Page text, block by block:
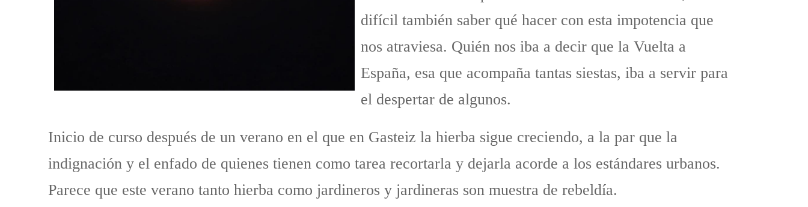
difícil también saber qué hacer con esta impotencia que
nos atraviesa. Quién nos iba a decir que la Vuelta a
España, esa que acompaña tantas siestas, iba a servir para
el despertar de algunos.
Inicio de curso después de un verano en el que en Gasteiz la hierba sigue creciendo, a la par que la
indignación y el enfado de quienes tienen como tarea recortarla y dejarla acorde a los estándares urbanos.
Parece que este verano tanto hierba como jardineros y jardineras son muestra de rebeldía.